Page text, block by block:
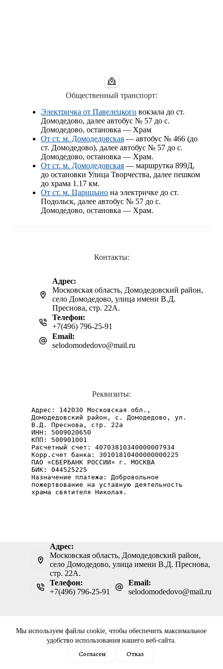
Мы используем файлы cookie, чтобы обеспечить максимальное
удобство использования нашего веб-сайта.
Согласен Отказ
Общественный транспорт:
Электричка от Павелецкого вокзала до ст.
Домодедово, далее автобус № 57 до с.
Домодедово, остановка — Храм
От ст. м. Домодедовская — автобус № 466 (до
ст. Домодедово), далее автобус № 57 до с.
Домодедово, остановка — Храм.
От ст. м. Домодедовская — маршрутка 899Д,
до остановки Улица Творчества, далее пешком
до храма 1.17 км.
От ст. м. Царицыно на электричке до ст.
Подольск, далее автобус № 57 до с.
Домодедово, остановка — Храм.
Контакты:
Адрес:
Московская область, Домодедовский район,
село Домодедово, улица имени В.Д.
Преснова, стр. 22А.
Телефон:
+7(496) 796-25-91
Email:
selodomodedovo@mail.ru
Реквизиты:
Адрес: 142030 Московская обл.,
Домодедовский район, с. Домодедово, ул.
В.Д. Преснова, стр. 22а
ИНН: 5009020650
КПП: 500901001
Расчетный счет: 40703810340000007934
Корр.счет банка: 30101810400000000225
ПАО «СБЕРБАНК РОССИИ» г. МОСКВА
БИК: 044525225
Назначение платежа: Добровольное
пожертвование на уставную деятельность
храма святителя Николая.
Адрес:
Московская область, Домодедовский район,
село Домодедово, улица имени В.Д. Преснова,
стр. 22А.
Телефон:
+7(496) 796-25-91
Email:
selodomodedovo@mail.ru
святителя Николая село Домодедово» - диакон Сергий